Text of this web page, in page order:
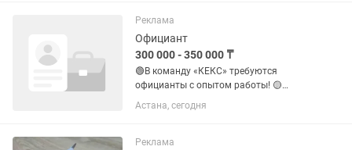
Реклама
Официант
300 000 - 350 000 ₸
🟢В команду «КЕКС» требуются
официанты с опытом работы! 🟡
Требования: Возраст от 18 лет Опыт
работы обязателен! Программа Iiko
заказов, сервис и обслуживание...
Астана, сегодня
Реклама